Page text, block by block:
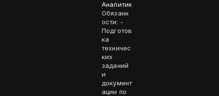
Аналитик
Обязанн
ости: -
Подготов
ка
техничес
ких
заданий
и
документ
ации по